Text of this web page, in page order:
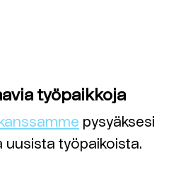
työpaikkoja
pysyäksesi
uusista työpaikoista.